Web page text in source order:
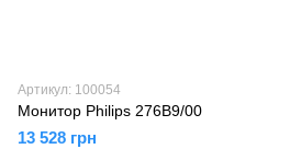
Артикул: 100054
Монитор Philips 276B9/00
13 528 грн